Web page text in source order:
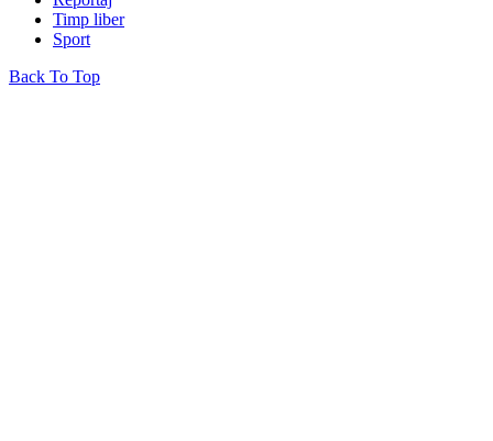
Timp liber
Sport
Back To Top